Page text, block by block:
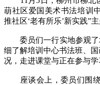
葫社区爱国美术书法培训
推社区‘老有所乐’新实践”主
委员们一行实地参观了
细了解培训中心书法班、
况，走进课堂与正在参与学
座谈会上，委员们围绕“